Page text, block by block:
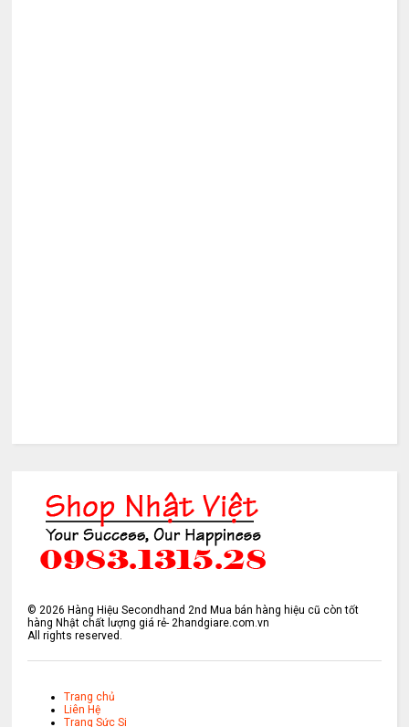
© 2026 Hàng Hiệu Secondhand 2nd Mua bán hàng hiệu cũ còn tốt
hàng Nhật chất lượng giá rẻ- 2handgiare.com.vn
All rights reserved.
Trang chủ
Liên Hệ
Trang Sức Si